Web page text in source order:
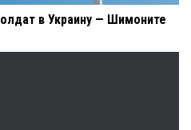
в Украину — Шимоните